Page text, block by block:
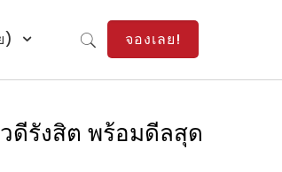
) จองเลย!
ดีรังสิต พร้อมดีลสุด